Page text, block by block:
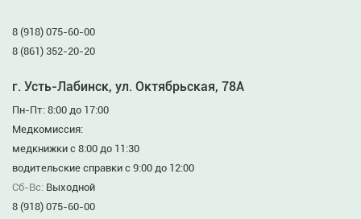
8 (918) 075-60-00
8 (861) 352-20-20
г. Усть-Лабинск, ул. Октябрьская, 78А
Пн-Пт: 8:00 до 17:00
Медкомиссия:
медкнижки с 8:00 до 11:30
водительские справки с 9:00 до 12:00
Сб-Вс: Выходной
8 (918) 075-60-00